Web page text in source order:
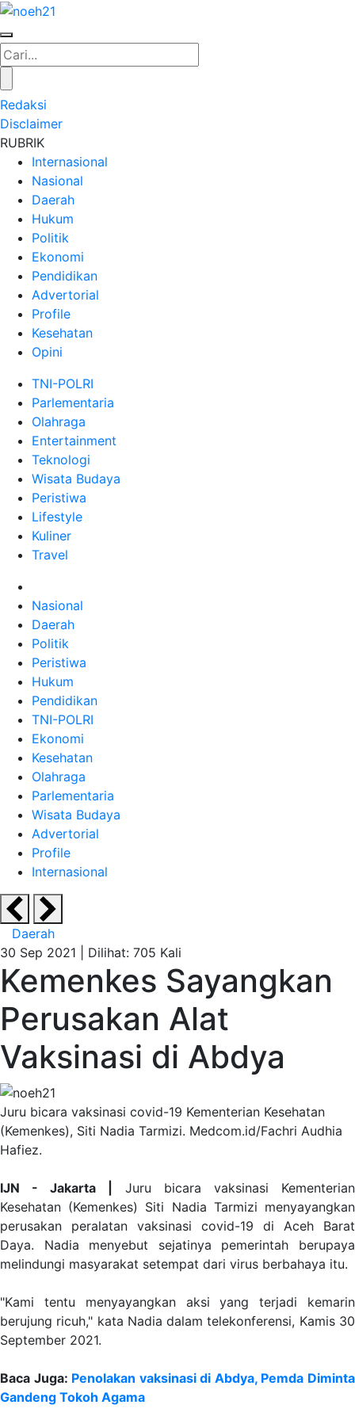
Redaksi
Disclaimer
RUBRIK
Internasional
Nasional
Daerah
Hukum
Politik
Ekonomi
Pendidikan
Advertorial
Profile
Kesehatan
Opini
TNI-POLRI
Parlementaria
Olahraga
Entertainment
Teknologi
Wisata Budaya
Peristiwa
Lifestyle
Kuliner
Travel
Nasional
Daerah
Politik
Peristiwa
Hukum
Pendidikan
TNI-POLRI
Ekonomi
Kesehatan
Olahraga
Parlementaria
Wisata Budaya
Advertorial
Profile
Internasional
Daerah
30 Sep 2021 | Dilihat: 705 Kali
Kemenkes Sayangkan
Perusakan Alat
Vaksinasi di Abdya
Juru bicara vaksinasi covid-19 Kementerian Kesehatan
(Kemenkes), Siti Nadia Tarmizi. Medcom.id/Fachri Audhia
Hafiez.
IJN - Jakarta |
Juru bicara vaksinasi Kementerian
Kesehatan (Kemenkes) Siti Nadia Tarmizi menyayangkan
perusakan peralatan vaksinasi covid-19 di Aceh Barat
Daya. Nadia menyebut sejatinya pemerintah berupaya
melindungi masyarakat setempat dari virus berbahaya itu.
"Kami tentu menyayangkan aksi yang terjadi kemarin
berujung ricuh," kata Nadia dalam telekonferensi, Kamis 30
September 2021.
Baca Juga: Penolakan vaksinasi di Abdya, Pemda Diminta
Gandeng Tokoh Agama